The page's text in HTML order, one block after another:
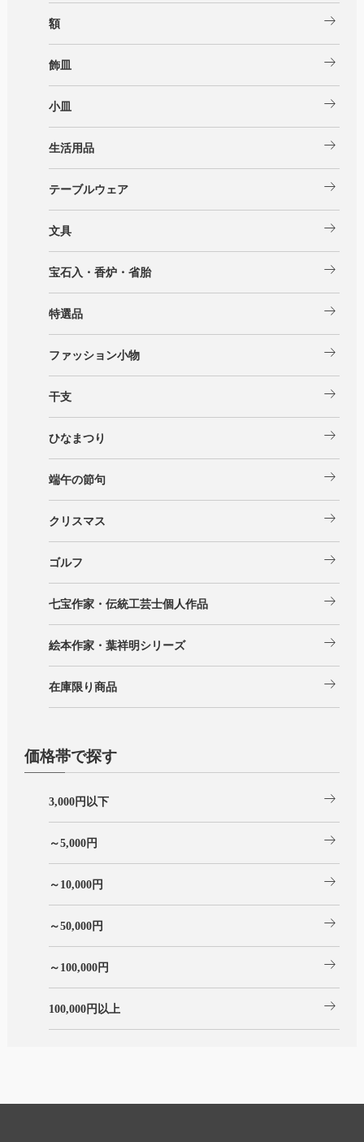
額 arrow_right_alt
飾皿 arrow_right_alt
小皿 arrow_right_alt
生活用品 arrow_right_alt
テーブルウェア arrow_right_alt
文具 arrow_right_alt
宝石入・香炉・省胎 arrow_right_alt
特選品 arrow_right_alt
ファッション小物 arrow_right_alt
干支 arrow_right_alt
ひなまつり arrow_right_alt
端午の節句 arrow_right_alt
クリスマス arrow_right_alt
ゴルフ arrow_right_alt
七宝作家・伝統工芸士個人作品 arrow_right_alt
絵本作家・葉祥明シリーズ arrow_right_alt
在庫限り商品 arrow_right_alt
価格帯で探す
3,000円以下 arrow_right_alt
～5,000円 arrow_right_alt
～10,000円 arrow_right_alt
～50,000円 arrow_right_alt
～100,000円 arrow_right_alt
100,000円以上 arrow_right_alt